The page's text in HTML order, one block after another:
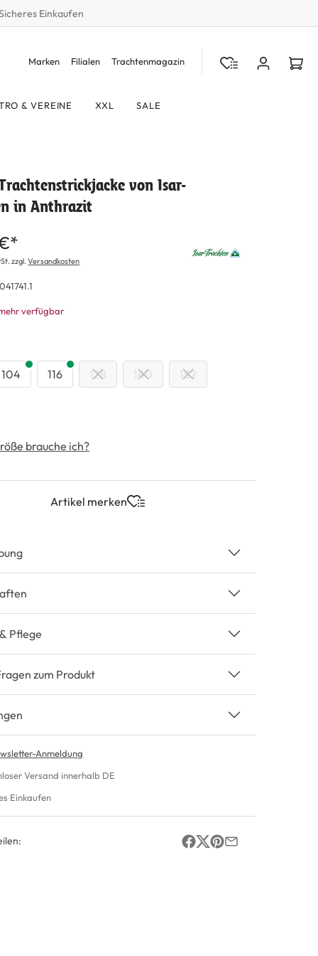
Einkaufen
Marken Filialen Trachtenmagazin
& VEREINE XXL SALE
von Isar-
in Anthrazit
zzgl.Versandkosten
041741.1
verfügbar
104 116 128 140 152
brauche ich?
Artikel merken
Pflege
zum Produkt
Anmeldung
Versand innerhalb DE
Einkaufen